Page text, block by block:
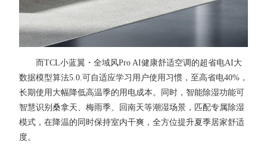
而TCL小蓝翼・全域风Pro AI健康舒适空调的超省电AI大
数据模型算法5.0.可自适应学习用户使用习惯，至高省电40%，
长期使用大幅降低高温季的用电成本。同时，智能除湿功能可
智慧识别桑拿天、梅雨季、回南天等潮湿场景，匹配专属除湿
模式，在降温的同时保持室内干爽，全方位提升夏季居家舒适
度。